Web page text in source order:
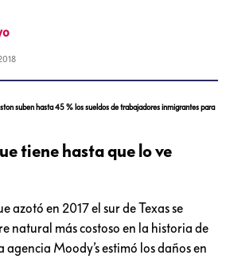
suben hasta 45 % los sueldos de trabajadores inmigrantes para
tiene hasta que lo ve
azotó en 2017 el sur de Texas se
natural más costoso en la historia de
agencia Moody’s estimó los daños en